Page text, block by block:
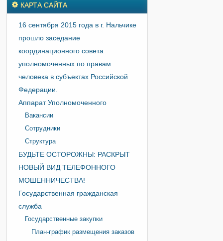
КАРТА САЙТА
16 сентября 2015 года в г. Нальчике
прошло заседание
координационного совета
уполномоченных по правам
человека в субъектах Российской
Федерации.
Аппарат Уполномоченного
Вакансии
Сотрудники
Структура
БУДЬТЕ ОСТОРОЖНЫ: РАСКРЫТ
НОВЫЙ ВИД ТЕЛЕФОННОГО
МОШЕННИЧЕСТВА!
Государственная гражданская
служба
Государственные закупки
План-график размещения заказов